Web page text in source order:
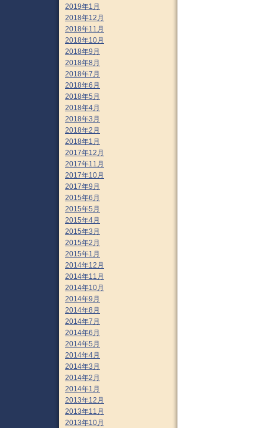
2019年1月
2018年12月
2018年11月
2018年10月
2018年9月
2018年8月
2018年7月
2018年6月
2018年5月
2018年4月
2018年3月
2018年2月
2018年1月
2017年12月
2017年11月
2017年10月
2017年9月
2015年6月
2015年5月
2015年4月
2015年3月
2015年2月
2015年1月
2014年12月
2014年11月
2014年10月
2014年9月
2014年8月
2014年7月
2014年6月
2014年5月
2014年4月
2014年3月
2014年2月
2014年1月
2013年12月
2013年11月
2013年10月